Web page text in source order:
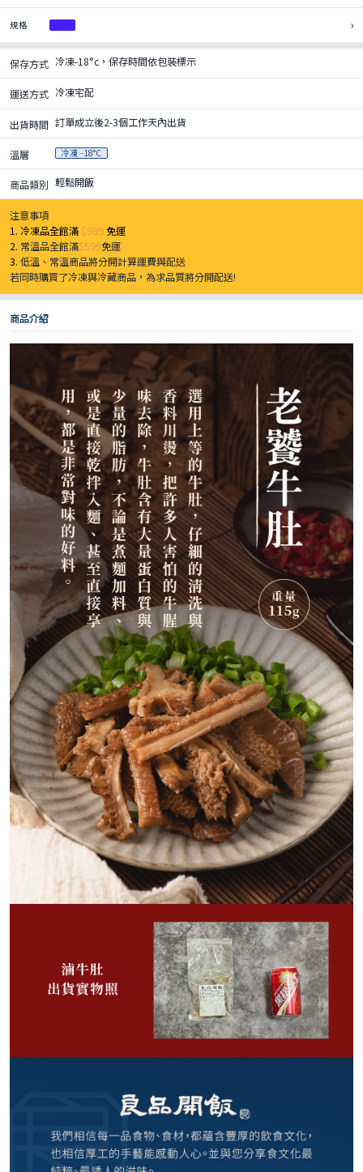
規格 ›
保存方式 冷凍-18°c，保存時間依包裝標示
運送方式 冷凍宅配
出貨時間 訂單成立後2-3個工作天內出貨
溫層 冷凍 -18°C
商品類別 輕鬆開飯
注意事項
1. 冷凍品全館滿 $999免運
2. 常溫品全館滿$599免運
3.低溫、常溫商品將分開計算運費與配送
若同時購買了冷凍與冷藏商品，為求品質將分開配送!
商品介紹
NT$88 NT$ 119
7.4折